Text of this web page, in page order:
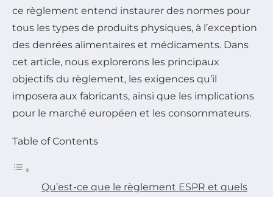
ce règlement entend instaurer des normes pour
tous les types de produits physiques, à l’exception
des denrées alimentaires et médicaments. Dans
cet article, nous explorerons les principaux
objectifs du règlement, les exigences qu’il
imposera aux fabricants, ainsi que les implications
pour le marché européen et les consommateurs.
Table of Contents
Qu’est-ce que le règlement ESPR et quels